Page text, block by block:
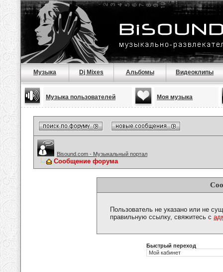
Музыка Dj Mixes Альбомы Видеоклипы
Музыка пользователей Моя музыка
Bisound.com - Музыкальный портал
Сообщение форума
Пользователь не указано или не
правильную ссылку, свяжитесь с
Быстрый переход